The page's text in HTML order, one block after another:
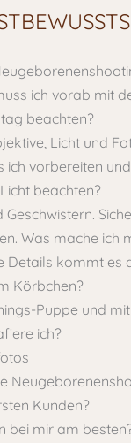
ich vorab mit
beachten?
Licht und
ich vorbereiten
beachten?
Was mache ich
Details kommt es
Körbchen?
Puppe und
ich?
Kunden?
bei mir am